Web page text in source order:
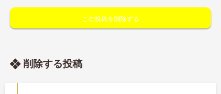
削除する投稿